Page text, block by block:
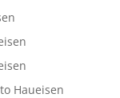
Haueisen